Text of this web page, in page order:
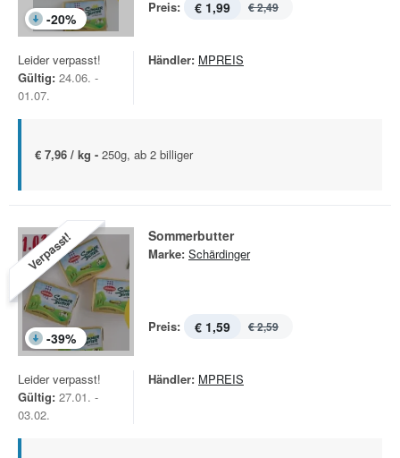
-20%
Preis: € 1,99 € 2,49
Leider verpasst!
Gültig: 24.06. -
01.07.
Händler: MPREIS
€ 7,96 / kg - 250g, ab 2 billiger
Verpasst!
-39%
Sommerbutter
Marke: Schärdinger
Preis: € 1,59 € 2,59
Leider verpasst!
Gültig: 27.01. -
03.02.
Händler: MPREIS